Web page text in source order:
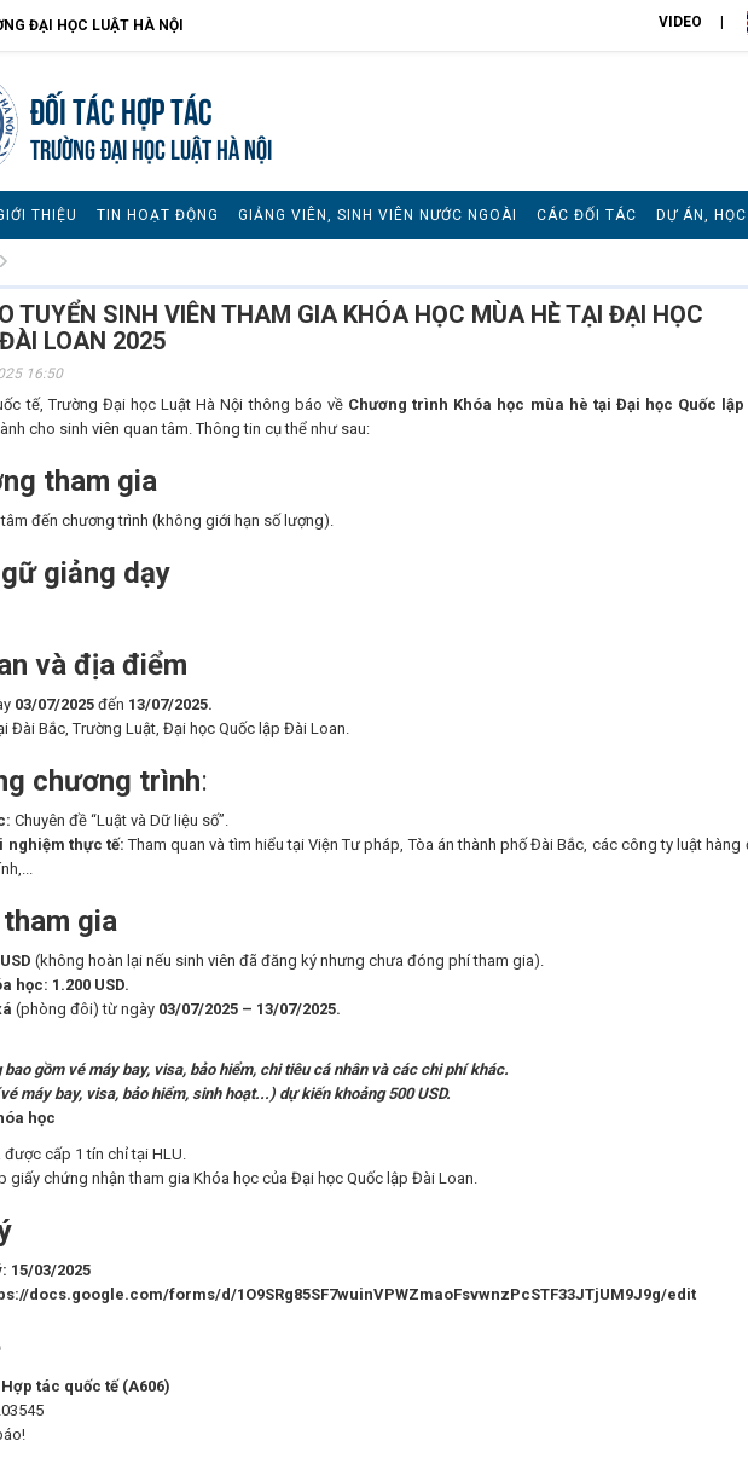
ĐẠI HỌC LUẬT HÀ NỘI VIDEO
Đối tác hợp tác
TRƯỜNG ĐẠI HỌC LUẬT HÀ NỘI
THIỆU TIN HOẠT ĐỘNG GIẢNG VIÊN, SINH VIÊN NƯỚC NGOÀI CÁC ĐỐI TÁC DỰ ÁN,
TUYỂN SINH VIÊN THAM GIA KHÓA HỌC MÙA HÈ TẠI ĐẠI HỌC
LOAN 2025
16:50
tế, Trường Đại học Luật Hà Nội thông báo về Chương trình Khóa học mùa hè tại Đại học Quốc
cho sinh viên quan tâm. Thông tin cụ thể như sau:
tham gia
đến chương trình (không giới hạn số lượng).
giảng dạy
và địa điểm
03/07/2025 đến 13/07/2025.
Đài Bắc, Trường Luật, Đại học Quốc lập Đài Loan.
chương trình:
Chuyên đề “Luật và Dữ liệu số”.
nghiệm thực tế:Tham quan và tìm hiểu tại Viện Tư pháp, Tòa án thành phố Đài Bắc, các công ty luật hàng
gia
(không hoàn lại nếu sinh viên đã đăng ký nhưng chưa đóng phí tham gia).
học: 1.200 USD.
(phòng đôi) từ ngày 03/07/2025 – 13/07/2025.
gồm vé máy bay, visa, bảo hiểm, chi tiêu cá nhân và các chi phí khác.
máy bay, visa, bảo hiểm, sinh hoạt...) dự kiến khoảng 500 USD.
học
được cấp 1 tín chỉ tại HLU.
giấy chứng nhận tham gia Khóa học của Đại học Quốc lập Đài Loan.
15/03/2025
docs.google.com/forms/d/1O9SRg85SF7wuinVPWZmaoFsvwnzPcSTF33JTjUM9J9g/edit
tác quốc tế (A606)